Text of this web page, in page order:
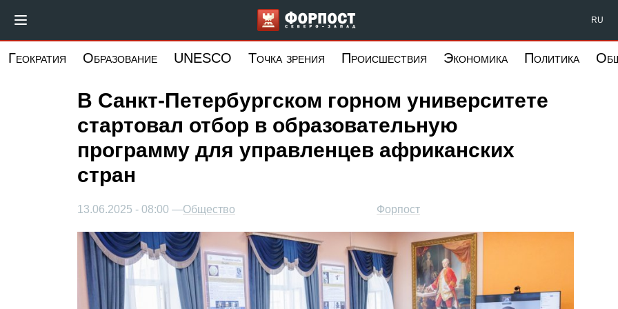
основному
Форпост Северо-Запад RU
Геократия Образование UNESCO Точка зрения Происшествия Экономика Политика
В Санкт-Петербургском горном университете
стартовал отбор в образовательную
программу для управленцев африканских
стран
Форпост
13.06.2025 - 08:00 —Общество